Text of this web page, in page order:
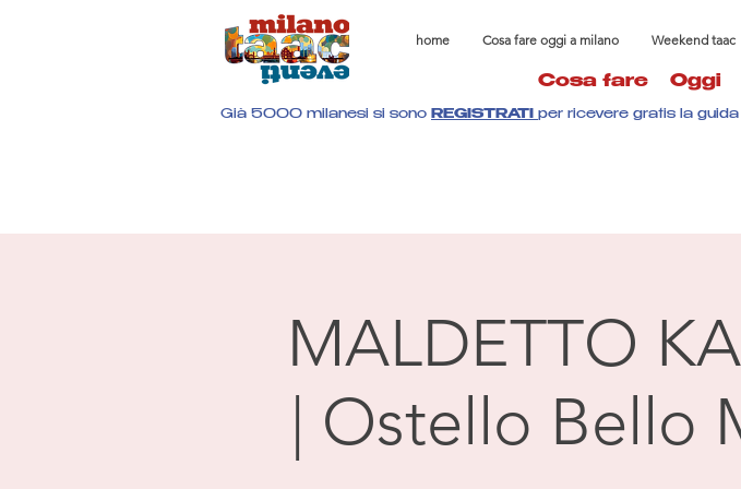
home Cosa fare oggi a milano Weekend taac
Cosa fare Oggi
Già 5000 milanesi si sono REGISTRATI per ricevere gratis la
MALDETTO
| Ostello Bello